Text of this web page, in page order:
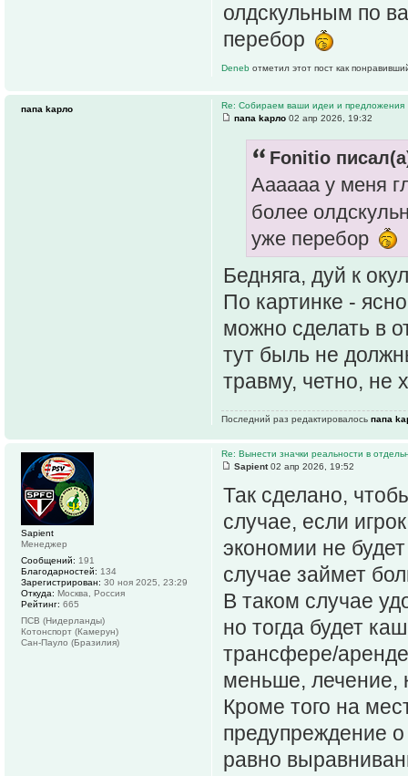
олдскульным по
перебор
Deneb отметил этот пост как
Re: Собираем ваши идеи и предложения
папа kарло 02 апр 2026, 19:32
Fonitio
Аааааа у меня
более
уже перебор
Бедняга, дуй к
По картинке -
можно сделать в
тут быль не
травму, четно, не
Последний раз редактировалось папа
папа kарло
Re: Вынести значки реальности в
Sapient02 апр 2026, 19:52
Так сделано,
случае, если
экономии не
случае займет
В таком случае
но тогда будет
трансфере/
меньше, лечение,
Кроме того на
предупреждение о
равно
Sapient
Менеджер
Сообщений: 191
Благодарностей: 134
Зарегистрирован: 30 ноя 2025, 23:29
Откуда: Москва, Россия
Рейтинг: 665
ПСВ (Нидерланды)
Котонспорт (Камерун)
Сан-Пауло (Бразилия)